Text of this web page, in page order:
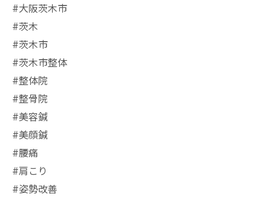
#大阪茨木市
#茨木
#茨木市
#茨木市整体
#整体院
#整骨院
#美容鍼
#美顔鍼
#腰痛
#肩こり
#姿勢改善